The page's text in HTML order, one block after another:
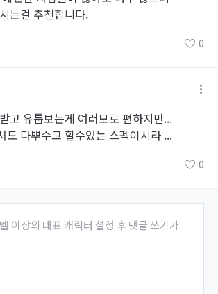
는걸 추천합니다.
0
고 유툽보는게 여러모로 편하지만...
도 다뿌수고 할수있는 스펙이시라 ...
0
이상의 대표 캐릭터 설정 후 댓글 쓰기가